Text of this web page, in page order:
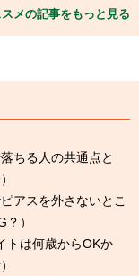
メの記事をもっと見る
ちる人の共通点と
アスを外さないとこ
）
トは何歳からOKか